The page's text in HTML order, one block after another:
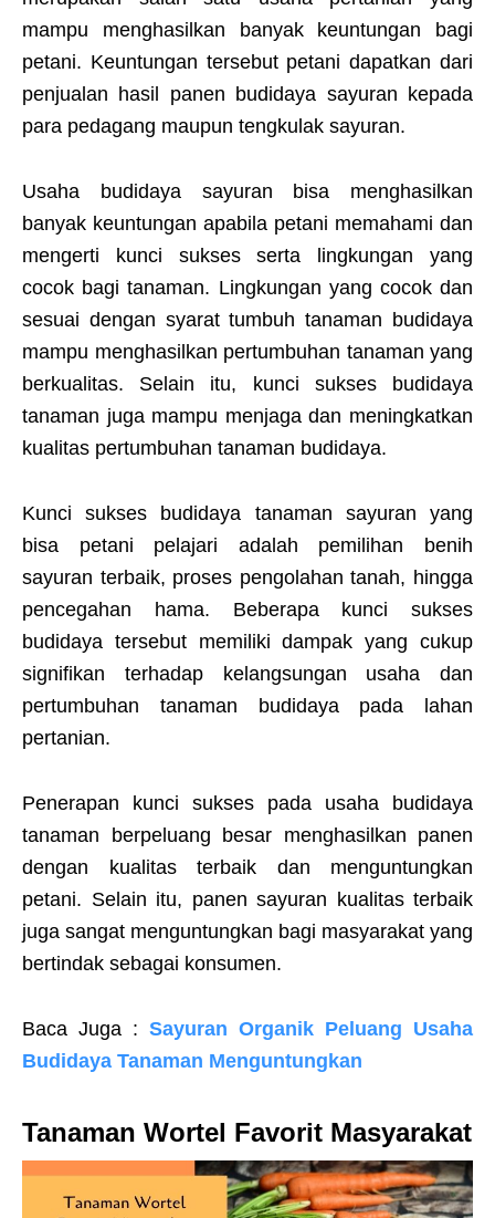
mampu menghasilkan banyak keuntungan bagi
petani. Keuntungan tersebut petani dapatkan dari
penjualan hasil panen budidaya sayuran kepada
para pedagang maupun tengkulak sayuran.
Usaha budidaya sayuran bisa menghasilkan
banyak keuntungan apabila petani memahami dan
mengerti kunci sukses serta lingkungan yang
cocok bagi tanaman. Lingkungan yang cocok dan
sesuai dengan syarat tumbuh tanaman budidaya
mampu menghasilkan pertumbuhan tanaman yang
berkualitas. Selain itu, kunci sukses budidaya
tanaman juga mampu menjaga dan meningkatkan
kualitas pertumbuhan tanaman budidaya.
Kunci sukses budidaya tanaman sayuran yang
bisa petani pelajari adalah pemilihan benih
sayuran terbaik, proses pengolahan tanah, hingga
pencegahan hama. Beberapa kunci sukses
budidaya tersebut memiliki dampak yang cukup
signifikan terhadap kelangsungan usaha dan
pertumbuhan tanaman budidaya pada lahan
pertanian.
Penerapan kunci sukses pada usaha budidaya
tanaman berpeluang besar menghasilkan panen
dengan kualitas terbaik dan menguntungkan
petani. Selain itu, panen sayuran kualitas terbaik
juga sangat menguntungkan bagi masyarakat yang
bertindak sebagai konsumen.
Baca Juga : Sayuran Organik Peluang Usaha
Budidaya Tanaman Menguntungkan
Tanaman Wortel Favorit Masyarakat